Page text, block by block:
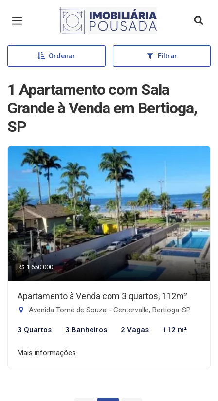
Página inicial
Ordenar Filtrar
1 Apartamento com Sala
Grande à Venda em Bertioga,
SP
R$ 1.650.000
Apartamento à Venda com 3 quartos, 112m²
Avenida Tomé de Souza - Centervalle, Bertioga-SP
3 Quartos 3 Banheiros 2 Vagas 112 m²
Mais informações